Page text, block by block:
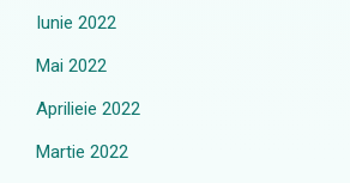
Iunie 2022
Mai 2022
Aprilieie 2022
Martie 2022